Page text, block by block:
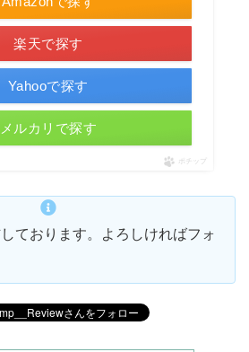
楽天で探す
Yahooで探す
メルカリで探す
ポチップ
ております。よろしければフォ